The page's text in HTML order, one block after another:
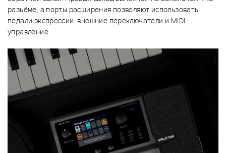
разъёме, а порты расширения позволяют использовать
педали экспрессии, внешние переключатели и MIDI
управление.